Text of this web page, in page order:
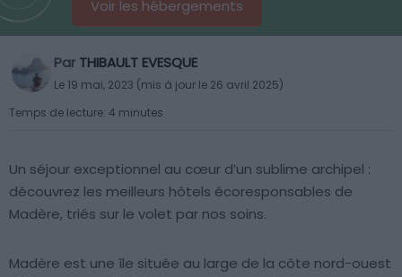
Voir les hébergements
Par THIBAULT EVESQUE
Le 19 mai, 2023 (mis à jour le 26 avril 2025)
Temps de lecture: 4 minutes
Un séjour exceptionnel au cœur d’un sublime archipel :
découvrez les meilleurs hôtels écoresponsables de
Madère, triés sur le volet par nos soins.
Madère est une île située au large de la côte nord-ouest